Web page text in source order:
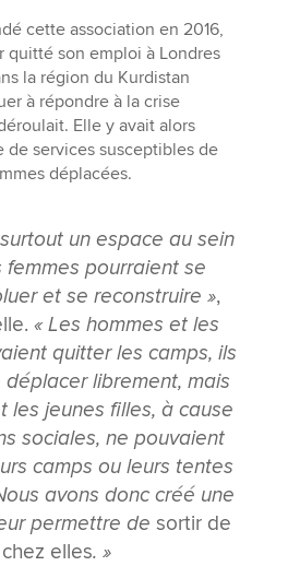
cette association en 2016,
quitté son emploi à Londres
la région du Kurdistan
à répondre à la crise
Elle y avait alors
de services susceptibles de
déplacées.
un espace au sein
femmes pourraient se
et se reconstruire »,
« Les hommes et les
quitter les camps, ils
librement, mais
les jeunes filles, à cause
sociales, ne pouvaient
camps ou leurs tentes
avons donc créé une
permettre de sortir de
chez elles. »